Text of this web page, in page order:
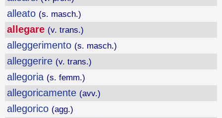
alleato (s. masch.)
allegare (v. trans.)
alleggerimento (s. masch.)
alleggerire (v. trans.)
allegoria (s. femm.)
allegoricamente (avv.)
allegorico (agg.)